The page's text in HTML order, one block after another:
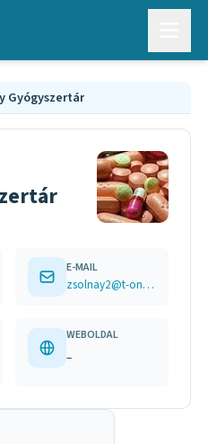
Gyógyszertár
E-MAIL
zsolnay2@t-online.hu
WEBOLDAL
–